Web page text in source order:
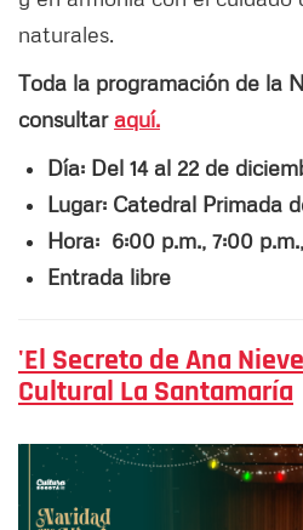
naturales.
Toda la programación de la
consultar aquí.
Día: Del 14 al 22 de
Lugar: Catedral Primada
Hora: 6:00 p.m., 7:00
Entrada libre
'El Secreto de Ana
Cultural La Santamaría